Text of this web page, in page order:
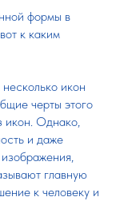
формы в
к каким
икон
черты этого
икон. Однако,
и даже
главную
к человеку и